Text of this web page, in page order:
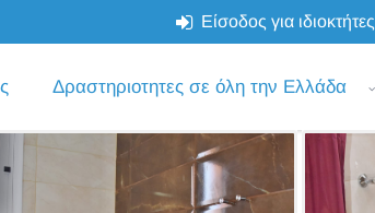
Είσοδος για ιδιοκτήτες
Δραστηριοτητες σε όλη την Ελλάδα